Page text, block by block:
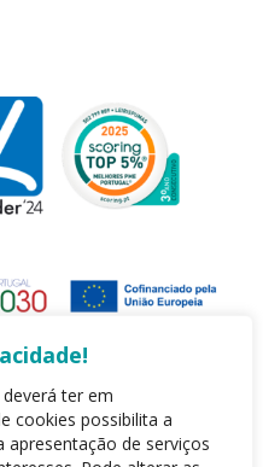
ter em
cookies possibilita a
apresentação de serviços
os direitos reservados.